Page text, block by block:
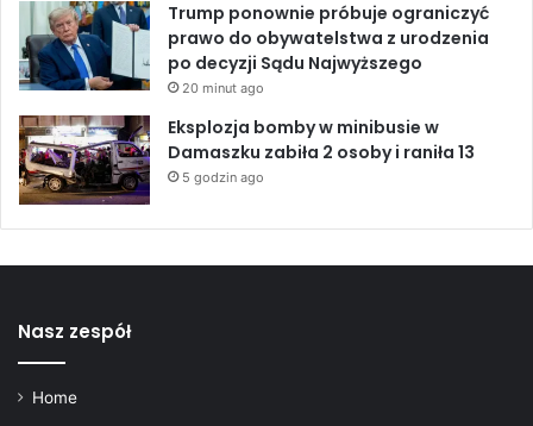
Trump ponownie próbuje ograniczyć
prawo do obywatelstwa z urodzenia
po decyzji Sądu Najwyższego
20 minut ago
Eksplozja bomby w minibusie w
Damaszku zabiła 2 osoby i raniła 13
5 godzin ago
Nasz zespół
Home